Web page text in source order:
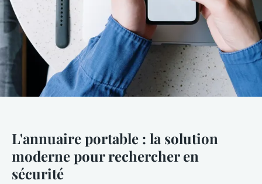
L'annuaire portable : la solution
moderne pour rechercher en
sécurité